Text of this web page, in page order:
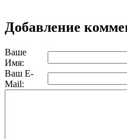
Добавление
Ваше
Имя:
Ваш E-
Mail: